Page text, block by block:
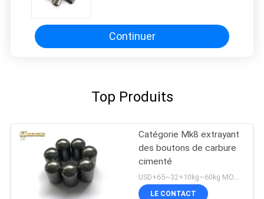
Continuer
Top Produits
Catégorie Mk8 extrayant
des boutons de carbure
cimenté
USD+65~32+10kg~60kg MOQ:5KG
LE CONTACT